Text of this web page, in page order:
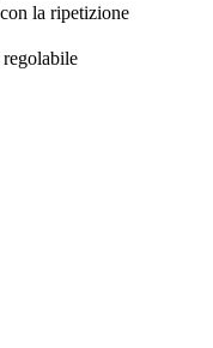
la ripetizione